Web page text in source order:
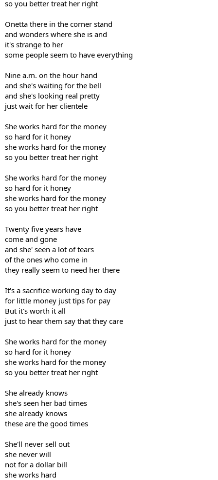
so you better treat her right
Onetta there in the corner stand
and wonders where she is and
it's strange to her
some people seem to have everything
Nine a.m. on the hour hand
and she's waiting for the bell
and she's looking real pretty
just wait for her clientele
She works hard for the money
so hard for it honey
she works hard for the money
so you better treat her right
She works hard for the money
so hard for it honey
she works hard for the money
so you better treat her right
Twenty five years have
come and gone
and she' seen a lot of tears
of the ones who come in
they really seem to need her there
It's a sacrifice working day to day
for little money just tips for pay
But it's worth it all
just to hear them say that they care
She works hard for the money
so hard for it honey
she works hard for the money
so you better treat her right
She already knows
she's seen her bad times
she already knows
these are the good times
She'll never sell out
she never will
not for a dollar bill
she works hard